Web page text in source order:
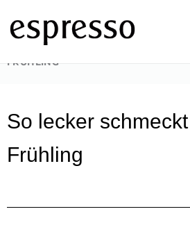
Inhalt
springen
STARTSEITE
FRÜHLING
So lecker
Frühling